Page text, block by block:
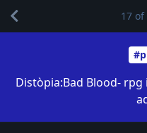
Distòpia:Bad Blood-
17 of